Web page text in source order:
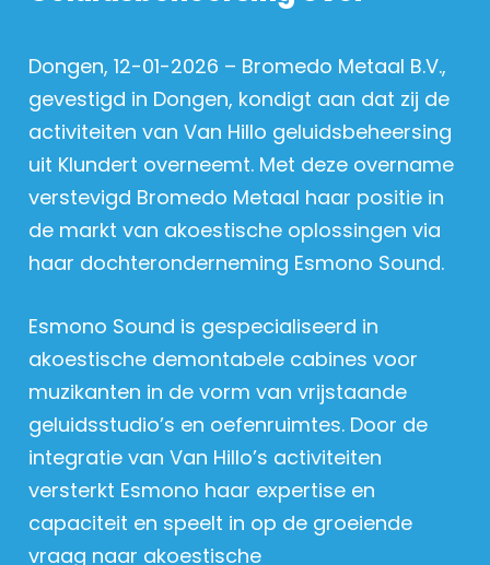
Dongen, 12-01-2026 – Bromedo Metaal B.V.,
gevestigd in Dongen, kondigt aan dat zij de
activiteiten van Van Hillo geluidsbeheersing
uit Klundert overneemt. Met deze overname
verstevigd Bromedo Metaal haar positie in
de markt van akoestische oplossingen via
haar dochteronderneming Esmono Sound.
Esmono Sound is gespecialiseerd in
akoestische demontabele cabines voor
muzikanten in de vorm van vrijstaande
geluidsstudio’s en oefenruimtes. Door de
integratie van Van Hillo’s activiteiten
versterkt Esmono haar expertise en
capaciteit en speelt in op de groeiende
vraag naar akoestische